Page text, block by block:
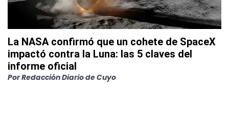
La NASA confirmó que un cohete de SpaceX
impactó contra la Luna: las 5 claves del
informe oficial
PorRedacción Diario de Cuyo